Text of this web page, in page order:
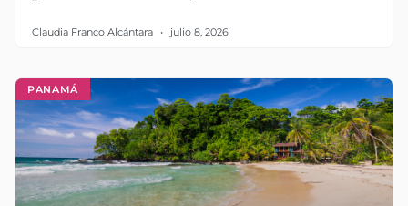
Claudia Franco Alcántara julio 8, 2026
PANAMÁ